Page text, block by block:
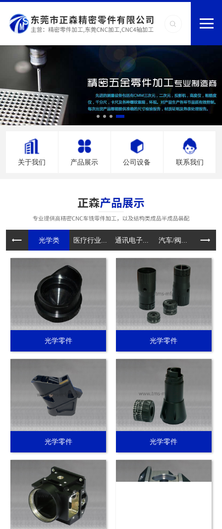
关于我们 产品展示 公司设备 联系我们
光学类 医疗行业... 通讯电子... 汽车/阀... 电动工
光学零件 光学零件
光学零件 光学零件